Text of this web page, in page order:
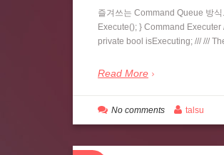
즐겨쓰는 Command Queue 방
Execute(); } Command
private bool isExecuting; /// ///
Read More
No comments talsu